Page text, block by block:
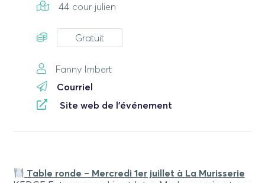
44 cour julien
Gratuit
Fanny Imbert
Courriel
Site web de l'événement
Table ronde – Mercredi 1er juillet à La Murisserie